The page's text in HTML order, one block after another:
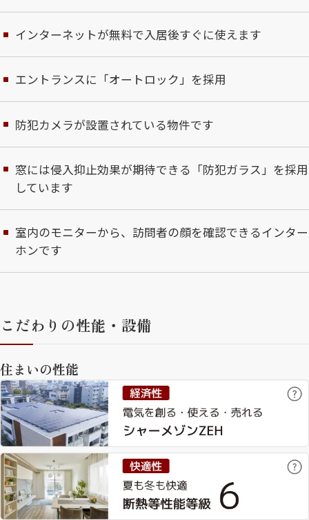
インターネットが無料で入居後すぐに使えます
エントランスに「オートロック」を採用
防犯カメラが設置されている物件です
窓には侵入抑止効果が期待できる「防犯ガラス」を採用
しています
室内のモニターから、訪問者の顔を確認できるインター
ホンです
こだわりの性能・設備
住まいの性能